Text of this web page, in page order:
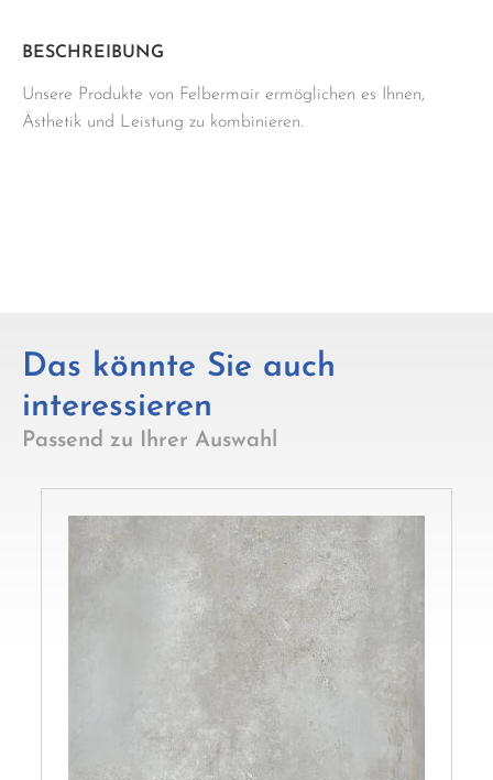
BESCHREIBUNG
Unsere Produkte von Felbermair ermöglichen es Ihnen,
Ästhetik und Leistung zu kombinieren.
Das könnte Sie auch
interessieren